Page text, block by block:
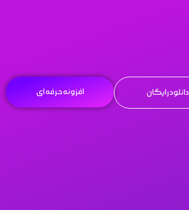
افزونه حرفه ای دانلود رایگان